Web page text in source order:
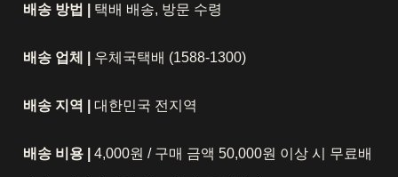
배송 방법 | 택배 배송, 방문 수령
배송 업체 | 우체국택배 (1588-1300)
배송 지역 | 대한민국 전지역
배송 비용 | 4,000원 / 구매 금액 50,000원 이상 시 무료배